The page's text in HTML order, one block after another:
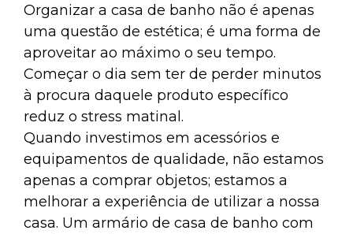
Organizar a casa de banho não é apenas
uma questão de estética; é uma forma de
aproveitar ao máximo o seu tempo.
Começar o dia sem ter de perder minutos
à procura daquele produto específico
reduz o stress matinal.
Quando investimos em acessórios e
equipamentos de qualidade, não estamos
apenas a comprar objetos; estamos a
melhorar a experiência de utilizar a nossa
casa. Um armário de casa de banho com